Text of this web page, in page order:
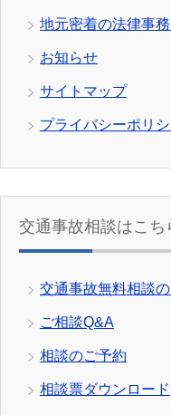
地元密着の法律事
お知らせ
サイトマップ
プライバシーポリ
交通事故相談はこち
交通事故無料相談
ご相談Q&A
相談のご予約
相談票ダウンロード